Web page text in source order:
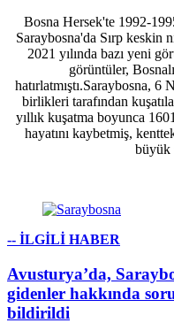
Bosna Hersek'te 1992-
Saraybosna'da Sırp keskin
2021 yılında bazı yeni
görüntüler,
hatırlatmıştı.Saraybosna, 6
birlikleri tarafından
yıllık kuşatma boyunca
hayatını kaybetmiş,
büyük
-- İLGİLİ HABER
Avusturya’da,
gidenler hakkında
bildirildi